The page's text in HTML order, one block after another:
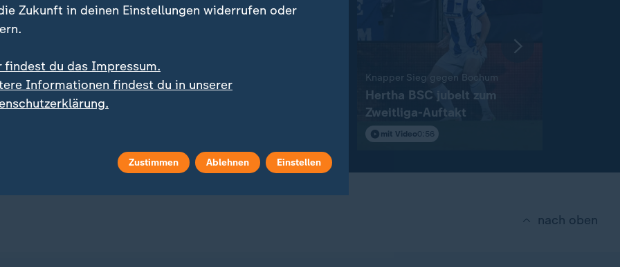
Szene besonders belastet
Clubs: Volle
leere Kassen
Sprengstoff-Drohne:
Knapper Sieg gegen Bochum
Hertha BSC jubelt zum
Zweitliga-Auftakt
mit Video0:56
nach oben
Zukunft in deinen Einstellungen widerrufen oder
findest du das Impressum.
Informationen findest du in unserer
Zustimmen Ablehnen Einstellen